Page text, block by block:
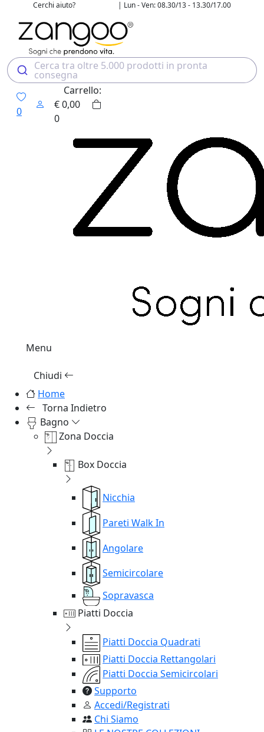
Cerchi aiuto? | Lun - Ven: 08.30/13 - 13.30/17.00
Cerca tra oltre 5.000 prodotti in pronta
consegna
0
Carrello:
€0,00
0
Menu
Chiudi
Home
Torna Indietro
Bagno
Zona Doccia
Box Doccia
Nicchia
Pareti Walk In
Angolare
Semicircolare
Sopravasca
Piatti Doccia
Piatti Doccia Quadrati
Piatti Doccia Rettangolari
Piatti Doccia Semicircolari
Supporto
Accedi/Registrati
Chi Siamo